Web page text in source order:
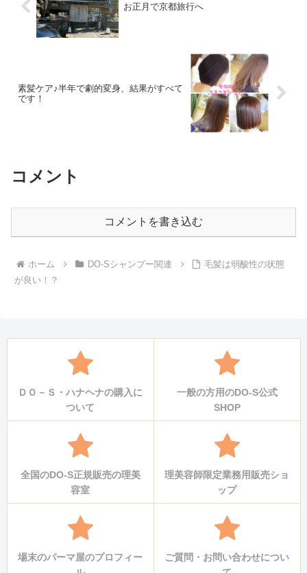
お正月で京都旅行へ
素髪ケア♪半年で劇的変身、結果がすべて
です！
コメント
コメントを書き込む
ホーム DO-Sシャンプー関連
毛髪は弱酸性の状態
が良い！？
ＤＯ－Ｓ・ハナヘナの購入に
ついて
一般の方用のDO-S公式
SHOP
全国のDO-S正規販売の理美
容室
理美容師限定業務用販売ショ
ップ
場末のパーマ屋のプロフィー
ご質問・お問い合わせについ